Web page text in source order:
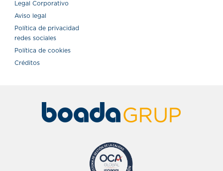
Legal Corporativo
Aviso legal
Política de privacidad
redes sociales
Política de cookies
Créditos